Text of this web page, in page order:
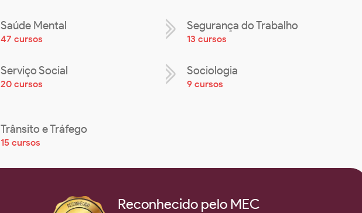
Saúde Mental
47 cursos
Segurança do Trabalho
13 cursos
Serviço Social
20 cursos
Sociologia
9 cursos
Trânsito e Tráfego
15 cursos
Reconhecido pelo MEC